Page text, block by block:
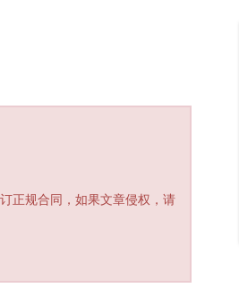
正规合同，如果文章侵权，请